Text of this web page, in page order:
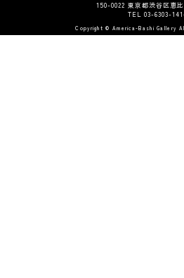
150-0022 東京都渋谷区恵
TEL 03-6303-
Copyright © America-Bashi Gallery